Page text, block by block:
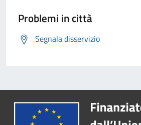
Problemi in città
Segnala disservizio